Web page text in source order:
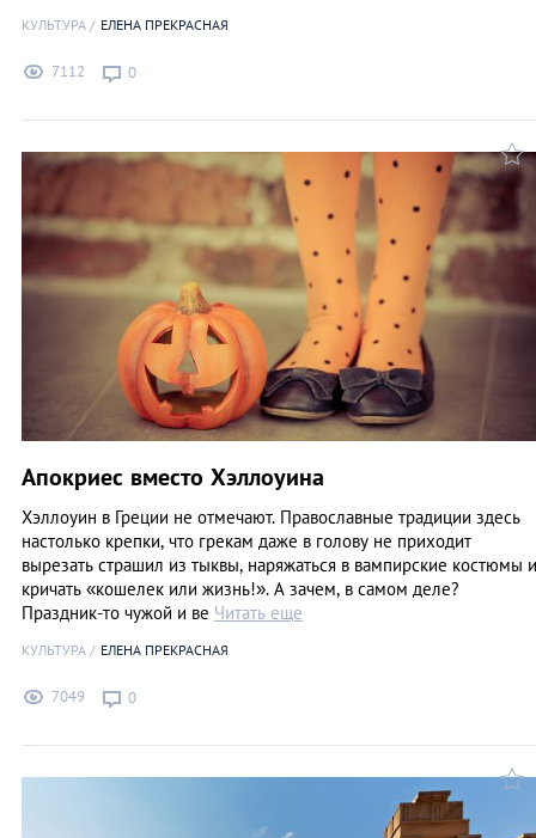
КУЛЬТУРА ЕЛЕНА ПРЕКРАСНАЯ
7112 0
Апокриес вместо Хэллоуина
Хэллоуин в Греции не отмечают. Православные традиции здесь
настолько крепки, что грекам даже в голову не приходит
вырезать страшил из тыквы, наряжаться в вампирские костюмы и
кричать «кошелек или жизнь!». А зачем, в самом деле?
Праздник-то чужой и ве Читать еще
КУЛЬТУРА ЕЛЕНА ПРЕКРАСНАЯ
7049 0